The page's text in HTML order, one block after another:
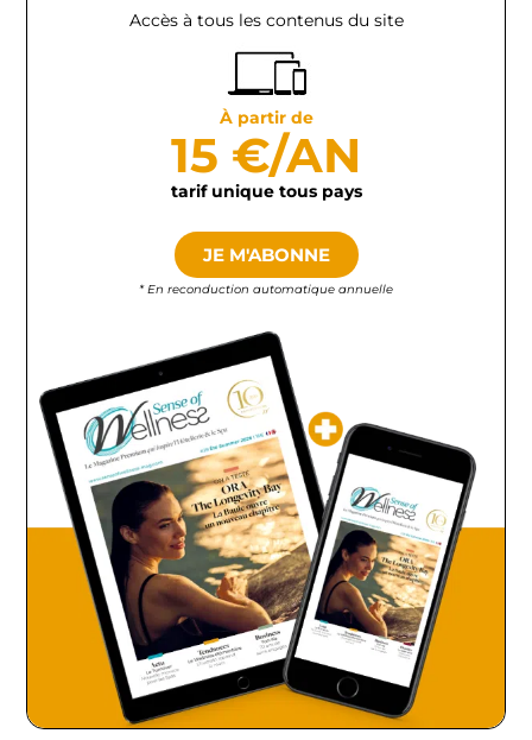
Accès à tous les contenus du site
À partir de
15 €/AN
tarif unique tous pays
JE M'ABONNE
* En reconduction automatique annuelle